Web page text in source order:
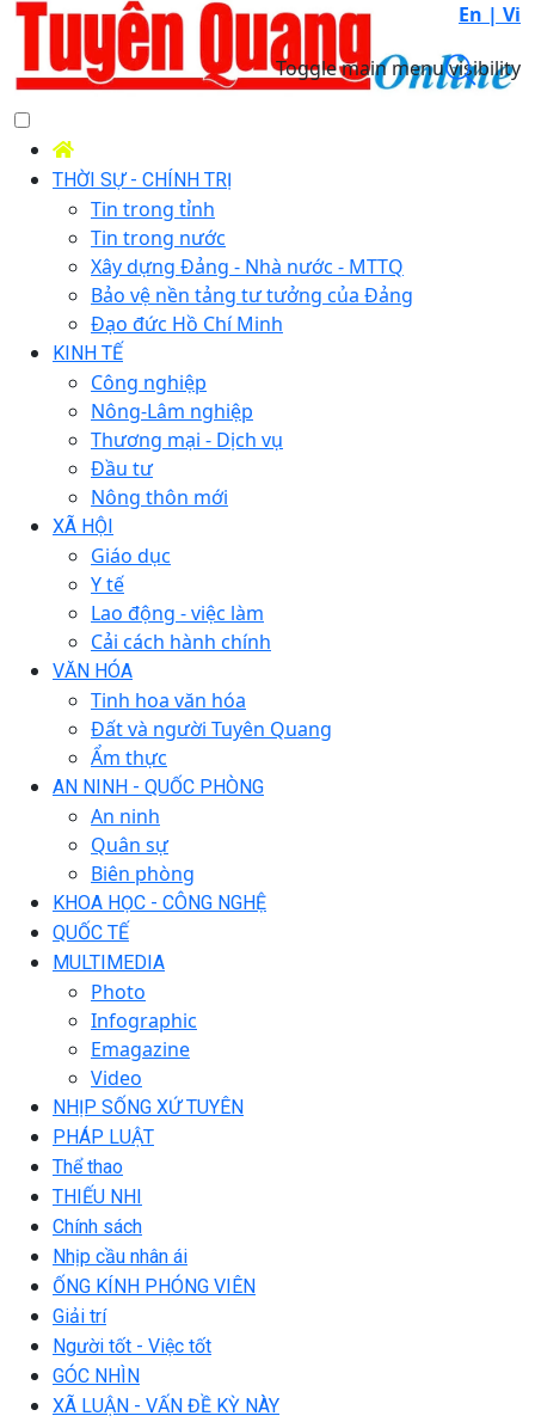
En | Vi
Toggle main menu visibility
THỜI SỰ - CHÍNH TRỊ
Tin trong tỉnh
Tin trong nước
Xây dựng Đảng - Nhà nước - MTTQ
Bảo vệ nền tảng tư tưởng của Đảng
Đạo đức Hồ Chí Minh
KINH TẾ
Công nghiệp
Nông-Lâm nghiệp
Thương mại - Dịch vụ
Đầu tư
Nông thôn mới
XÃ HỘI
Giáo dục
Y tế
Lao động - việc làm
Cải cách hành chính
VĂN HÓA
Tinh hoa văn hóa
Đất và người Tuyên Quang
Ẩm thực
AN NINH - QUỐC PHÒNG
An ninh
Quân sự
Biên phòng
KHOA HỌC - CÔNG NGHỆ
QUỐC TẾ
MULTIMEDIA
Photo
Infographic
Emagazine
Video
NHỊP SỐNG XỨ TUYÊN
PHÁP LUẬT
Thể thao
THIẾU NHI
Chính sách
Nhịp cầu nhân ái
ỐNG KÍNH PHÓNG VIÊN
Giải trí
Người tốt - Việc tốt
GÓC NHÌN
XÃ LUẬN - VẤN ĐỀ KỲ NÀY